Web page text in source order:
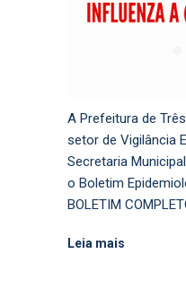
A Prefeitura de
setor de Vigilância
Secretaria
o Boletim
BOLETIM
Leia mais